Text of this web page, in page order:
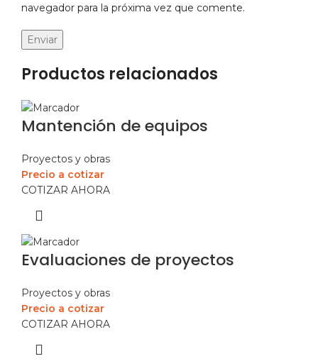
navegador para la próxima vez que comente.
Productos relacionados
Mantención de equipos
Proyectos y obras
Precio a cotizar
COTIZAR AHORA
Evaluaciones de proyectos
Proyectos y obras
Precio a cotizar
COTIZAR AHORA